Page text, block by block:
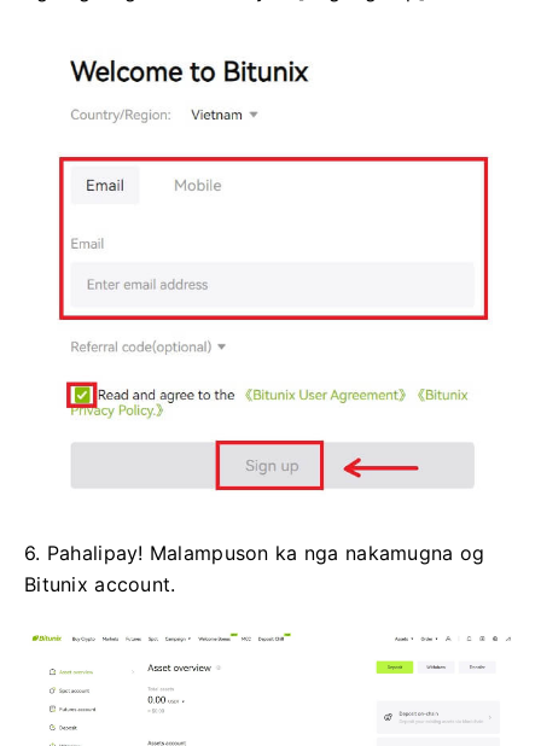
6. Pahalipay! Malampuson ka nga nakamugna og
Bitunix account.